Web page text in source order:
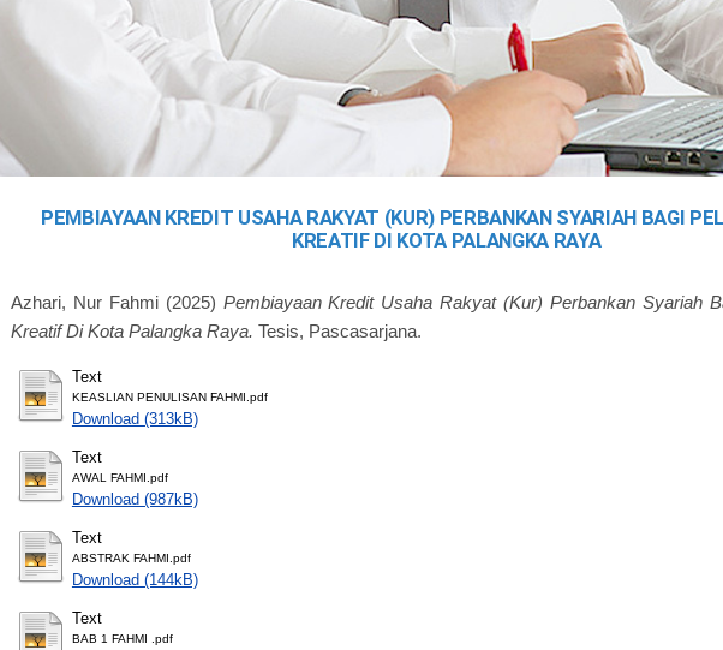
PEMBIAYAAN KREDIT USAHA RAKYAT (KUR) PERBANKAN SYARIAH BAGI
KREATIF DI KOTA PALANGKA RAYA
Azhari, Nur Fahmi(2025) Pembiayaan Kredit Usaha Rakyat (Kur) Perbankan Syariah
Kreatif Di Kota Palangka Raya. Tesis, Pascasarjana.
Text
KEASLIAN PENULISAN FAHMI.pdf
Download (313kB)
Text
AWAL FAHMI.pdf
Download (987kB)
Text
ABSTRAK FAHMI.pdf
Download (144kB)
Text
BAB 1 FAHMI .pdf